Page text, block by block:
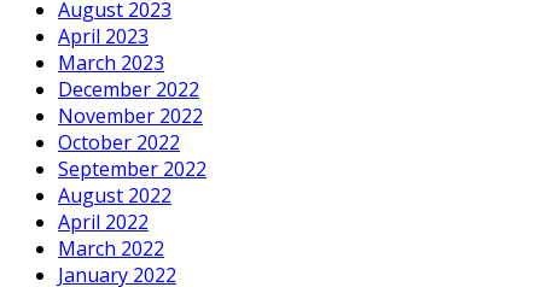
August 2023
April 2023
March 2023
December 2022
November 2022
October 2022
September 2022
August 2022
April 2022
March 2022
January 2022